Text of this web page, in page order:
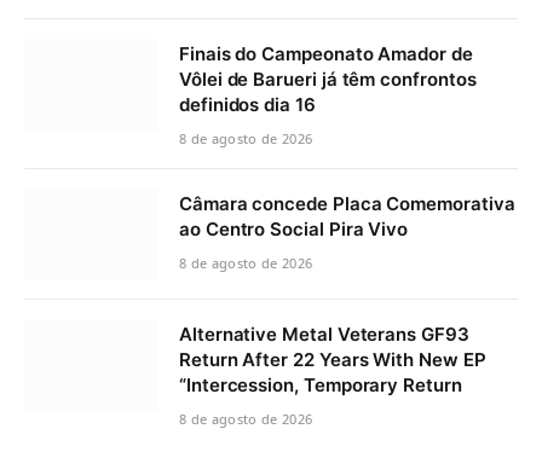
Finais do Campeonato Amador de
Vôlei de Barueri já têm confrontos
definidos dia 16
8 de agosto de 2026
Câmara concede Placa Comemorativa
ao Centro Social Pira Vivo
8 de agosto de 2026
Alternative Metal Veterans GF93
Return After 22 Years With New EP
“Intercession, Temporary Return
8 de agosto de 2026